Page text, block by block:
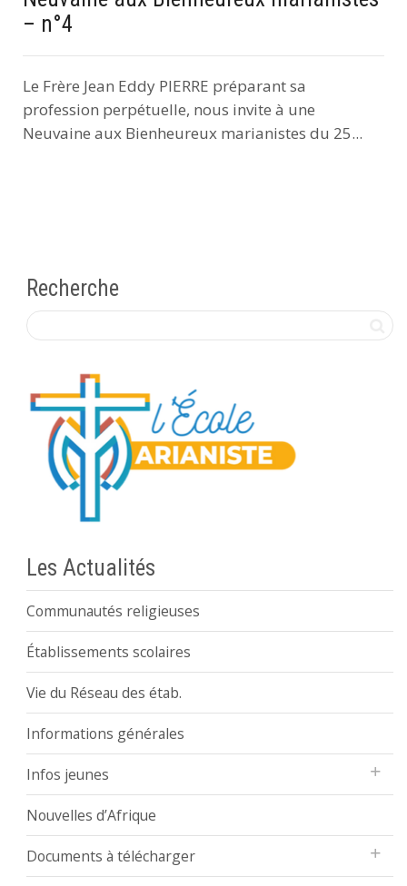
– n°4
Le Frère Jean Eddy PIERRE préparant sa
profession perpétuelle, nous invite à une
Neuvaine aux Bienheureux marianistes du 25...
Recherche
Les Actualités
Communautés religieuses
Établissements scolaires
Vie du Réseau des étab.
Informations générales
Infos jeunes
Nouvelles d’Afrique
Documents à télécharger